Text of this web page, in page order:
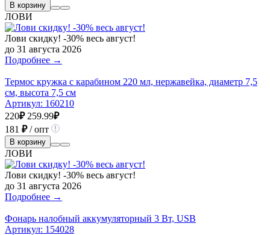
В корзину
ЛОВИ
Лови скидку! -30% весь август!
до 31 августа 2026
Подробнее →
Термос кружка с карабином 220 мл, нержавейка, диаметр 7,5
см, высота 7,5 см
Артикул: 160210
220₽ 259.99₽
181 ₽/ опт
В корзину
ЛОВИ
Лови скидку! -30% весь август!
до 31 августа 2026
Подробнее →
Фонарь налобный аккумуляторный 3 Вт, USB
Артикул: 154028